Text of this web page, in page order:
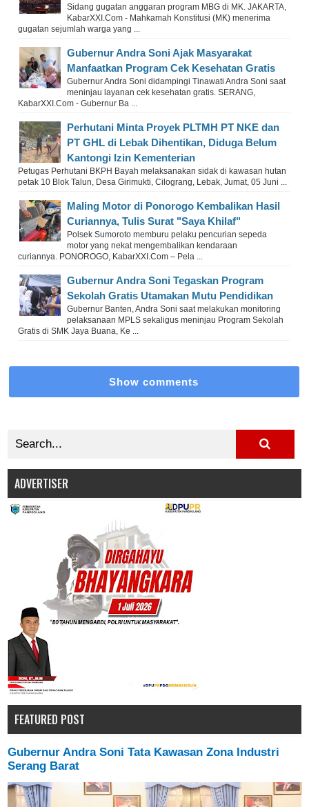
Sidang gugatan anggaran program MBG di MK. JAKARTA,
KabarXXI.Com - Mahkamah Konstitusi (MK) menerima
gugatan sejumlah warga yang ...
Gubernur Andra Soni Ajak Masyarakat
Manfaatkan Program Cek Kesehatan Gratis
Gubernur Andra Soni didampingi Tinawati Andra Soni saat
meninjau layanan cek kesehatan gratis. SERANG,
KabarXXI.Com - Gubernur Ba ...
Perhutani Minta Proyek PLTMH PT NKE dan
PT GHL di Lebak Dihentikan, Diduga Belum
Kantongi Izin Kementerian
Petugas Perhutani BKPH Bayah melaksanakan sidak di kawasan hutan
petak 10 Blok Talun, Desa Girimukti, Cilograng, Lebak, Jumat, 05 Juni ...
Maling Motor di Ponorogo Kembalikan Hasil
Curiannya, Tulis Surat "Saya Khilaf"
Polsek Sumoroto memburu pelaku pencurian sepeda
motor yang nekat mengembalikan kendaraan
curiannya. PONOROGO, KabarXXI.Com – Pela ...
Gubernur Andra Soni Tegaskan Program
Sekolah Gratis Utamakan Mutu Pendidikan
Gubernur Banten, Andra Soni saat melakukan monitoring
pelaksanaan MPLS sekaligus meninjau Program Sekolah
Gratis di SMK Jaya Buana, Ke ...
Show comments
ADVERTISER
FEATURED POST
Gubernur Andra Soni Tata Kawasan Zona Industri
Serang Barat